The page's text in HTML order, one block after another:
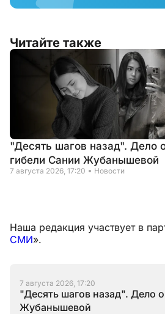
Читайте также
"Десять шагов назад". Дело
гибели Сании Жубанышевой
7 августа 2026, 17:20 Новости
Наша редакция участвует в
СМИ».
7 августа 2026, 17:20
"Десять шагов назад". Дело
Жубанышевой